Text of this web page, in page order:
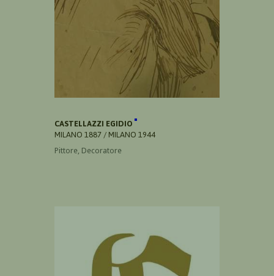
CASTELLAZZI EGIDIO
MILANO 1887 / MILANO 1944
Pittore, Decoratore